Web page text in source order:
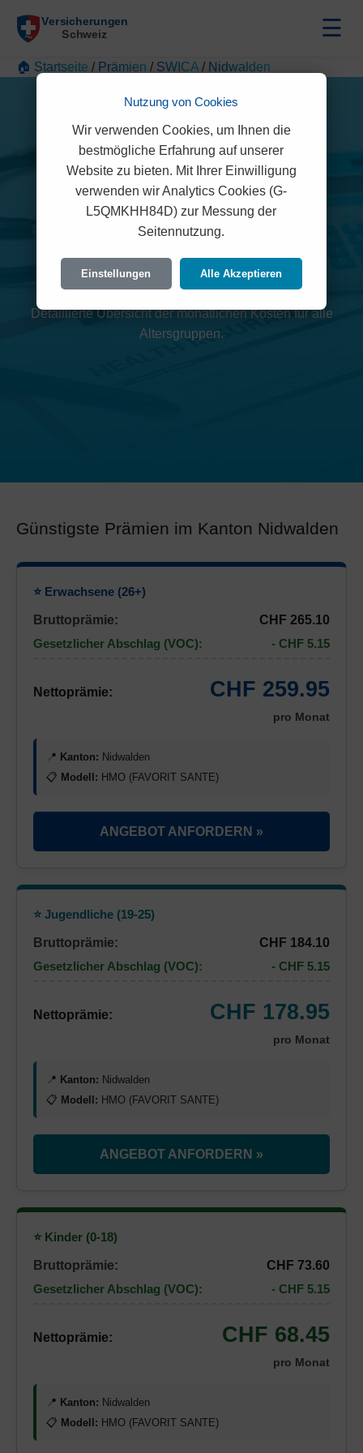
☰
🏠 Startseite / Prämien / SWICA / Nidwalden
SWICA Prämien 2026
(Nidwalden)
Detaillierte Übersicht der monatlichen Kosten für alle
Altersgruppen.
Günstigste Prämien im Kanton Nidwalden
⭐ Erwachsene (26+)
Bruttoprämie:
CHF 265.10
Gesetzlicher Abschlag (VOC):
- CHF 5.15
Nettoprämie: CHF 259.95
pro Monat
📍 Kanton: Nidwalden
📋 Modell: HMO (FAVORIT SANTE)
ANGEBOT ANFORDERN »
⭐ Jugendliche (19-25)
Bruttoprämie:
CHF 184.10
Gesetzlicher Abschlag (VOC):
- CHF 5.15
Nettoprämie: CHF 178.95
pro Monat
📍 Kanton: Nidwalden
📋 Modell: HMO (FAVORIT SANTE)
ANGEBOT ANFORDERN »
⭐ Kinder (0-18)
Bruttoprämie:
CHF 73.60
Gesetzlicher Abschlag (VOC):
- CHF 5.15
Nettoprämie: CHF 68.45
pro Monat
📍 Kanton: Nidwalden
📋 Modell: HMO (FAVORIT SANTE)
Nutzung von Cookies
Wir verwenden Cookies, um Ihnen die
bestmögliche Erfahrung auf unserer
Website zu bieten. Mit Ihrer Einwilligung
verwenden wir Analytics Cookies (G-
L5QMKHH84D) zur Messung der
Seitennutzung.
Einstellungen Alle Akzeptieren